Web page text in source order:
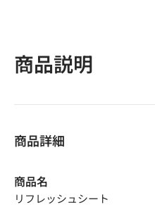
商品説明
商品詳細
商品名
リフレッシュシート